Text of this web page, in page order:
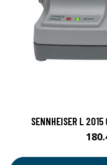
SENNHEISER L 2015